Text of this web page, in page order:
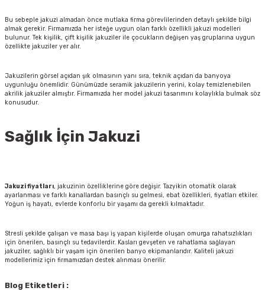
Bu sebeple jakuzi almadan önce mutlaka firma görevlilerinden detaylı şekilde bilgi
almak gerekir. Firmamızda her isteğe uygun olan farklı özellikli jakuzi modelleri
bulunur. Tek kişilik, çift kişilik jakuziler ile çocukların değişen yaş gruplarına uygun
özellikte jakuziler yer alır.
Jakuzilerin görsel açıdan şık olmasının yanı sıra, teknik açıdan da banyoya
uygunluğu önemlidir. Günümüzde seramik jakuzilerin yerini, kolay temizlenebilen
akrilik jakuziler almıştır. Firmamızda her model jakuzi tasarımını kolaylıkla bulmak söz
konusudur.
Sağlık İçin Jakuzi
Jakuzi fiyatları, jakuzinin özelliklerine göre değişir. Tazyikin otomatik olarak
ayarlanması ve farklı kanallardan basınçlı su gelmesi, ebat özellikleri, fiyatları etkiler.
Yoğun iş hayatı, evlerde konforlu bir yaşamı da gerekli kılmaktadır.
Stresli şekilde çalışan ve masa başı iş yapan kişilerde oluşan omurga rahatsızlıkları
için önerilen, basınçlı su tedavilerdir. Kasları gevşeten ve rahatlama sağlayan
jakuziler, sağlıklı bir yaşam için önerilen banyo ekipmanlarıdır. Kaliteli jakuzi
modellerimiz için firmamızdan destek alınması önerilir.
Blog Etiketleri :